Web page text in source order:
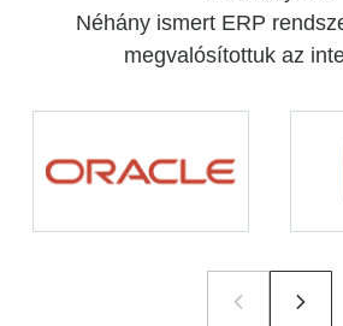
Néhány ismert ERP
megvalósítottuk az